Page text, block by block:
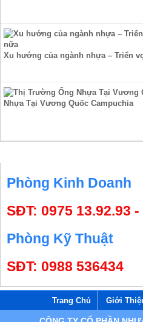
Xu hướng của ngành nhựa – Triển
Nhựa Tại Vương Quốc Campuchia
Phòng Kinh Doanh
SĐT: 0975 13.92.93
Phòng Kỹ Thuật
SĐT: 0988 536434
Trang Chủ Giới